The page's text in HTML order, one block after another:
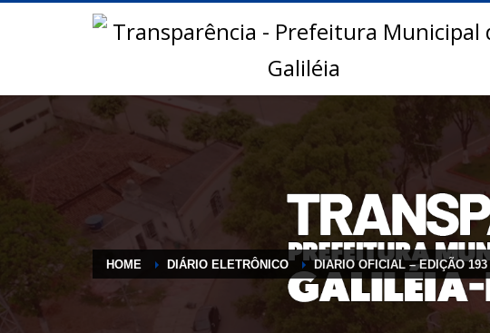
HOME DIÁRIO ELETRÔNICO DIARIO OFICIAL – EDIÇÃO